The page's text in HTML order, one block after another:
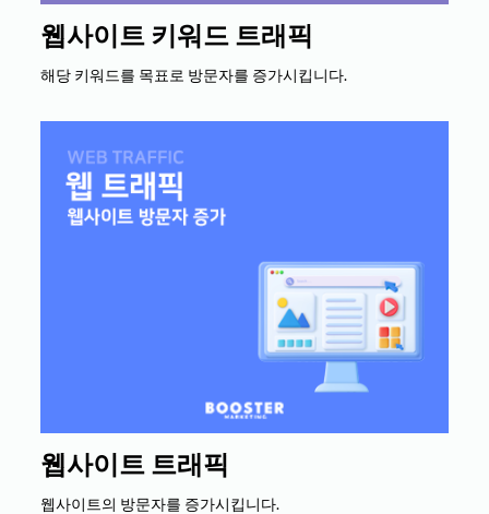
웹사이트 키워드 트래픽
해당 키워드를 목표로 방문자를 증가시킵니다.
웹사이트 트래픽
웹사이트의 방문자를 증가시킵니다.